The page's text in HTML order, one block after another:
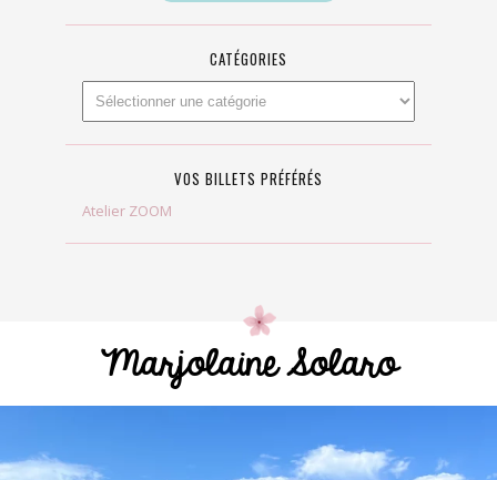
CATÉGORIES
VOS BILLETS PRÉFÉRÉS
Atelier ZOOM
Marjolaine Solaro